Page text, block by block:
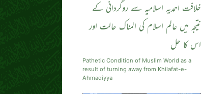
خلافت احمدیہ اسلامیہ سے روگردانی کے
نتیجہ میں عالم اسلام کی المناک حالت اور
اس کا حل
Pathetic Condition of Muslim World as a
result of turning away from Khilafat-e-
Ahmadiyya